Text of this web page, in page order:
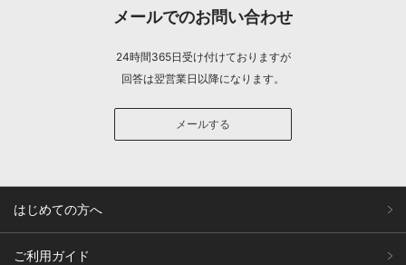
メールでのお問い合わせ
24時間365日受け付けておりますが
回答は翌営業日以降になります。
メールする
はじめての方へ
ご利用ガイド